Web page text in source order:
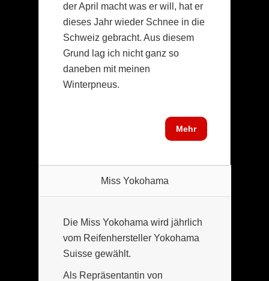
der April macht was er will, hat er
dieses Jahr wieder Schnee in die
Schweiz gebracht. Aus diesem
Grund lag ich nicht ganz so
daneben mit meinen
Winterpneus.
Mehr
Miss Yokohama
Die Miss Yokohama wird jährlich
vom Reifenhersteller Yokohama
Suisse gewählt.
Als Repräsentantin von